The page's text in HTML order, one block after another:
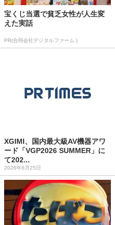
宝くじ当選で貧乏女性が人生変
えた実話
PR(合同会社デジタルファーム )
XGIMI、国内最大級AV機器アワ
ード「VGP2026 SUMMER」に
て202...
2026年6月25日